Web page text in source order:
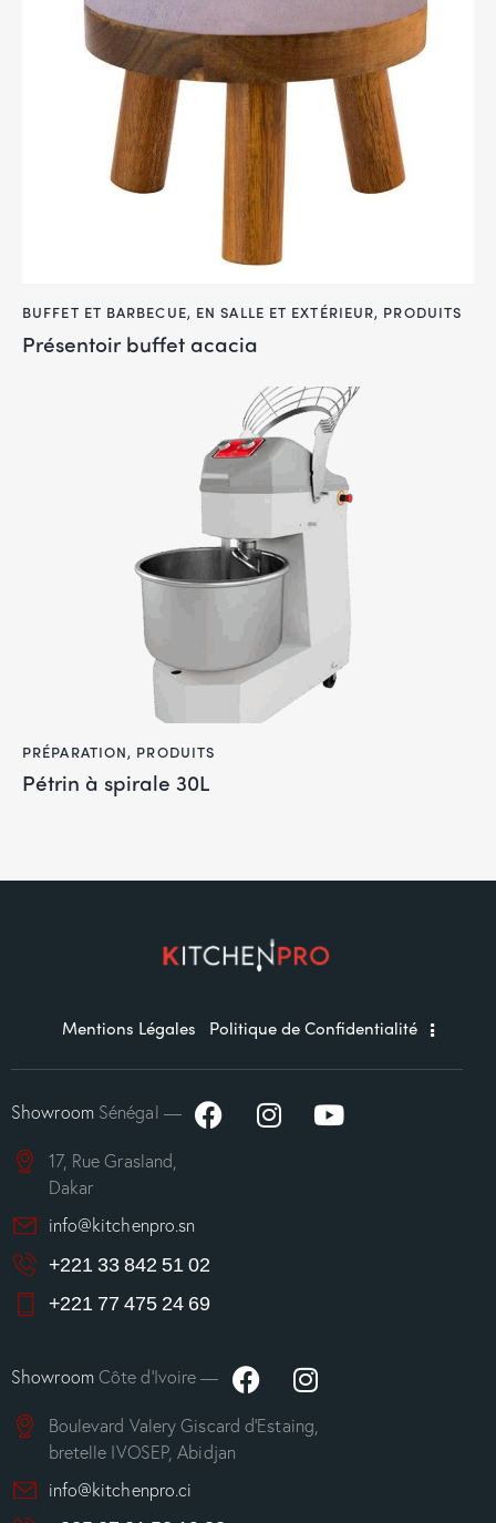
BUFFET ET BARBECUE, EN SALLE ET EXTÉRIEUR, PRODUITS
Présentoir buffet acacia
PRÉPARATION, PRODUITS
Pétrin à spirale 30L
Mentions Légales Politique de Confidentialité
ShowroomSénégal —
17, Rue Grasland,
Dakar
info@kitchenpro.sn
+221 33 842 51 02
+221 77 475 24 69
ShowroomCôte d’Ivoire —
Boulevard Valery Giscard d’Estaing,
bretelle IVOSEP, Abidjan
info@kitchenpro.ci